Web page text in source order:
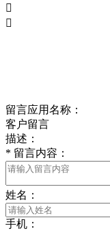


留言应用名称：
客户留言
描述：
* 留言内容：
姓名：
手机：